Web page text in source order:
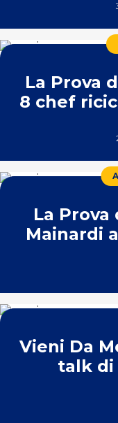
La Prova
8 chef
La Prova
Mainardi
Vieni Da
talk di